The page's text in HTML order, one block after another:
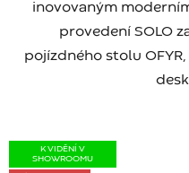
inovovaným
provedení SOLO
pojízdného stolu
K VIDĚNÍ V
SHOWROOMU